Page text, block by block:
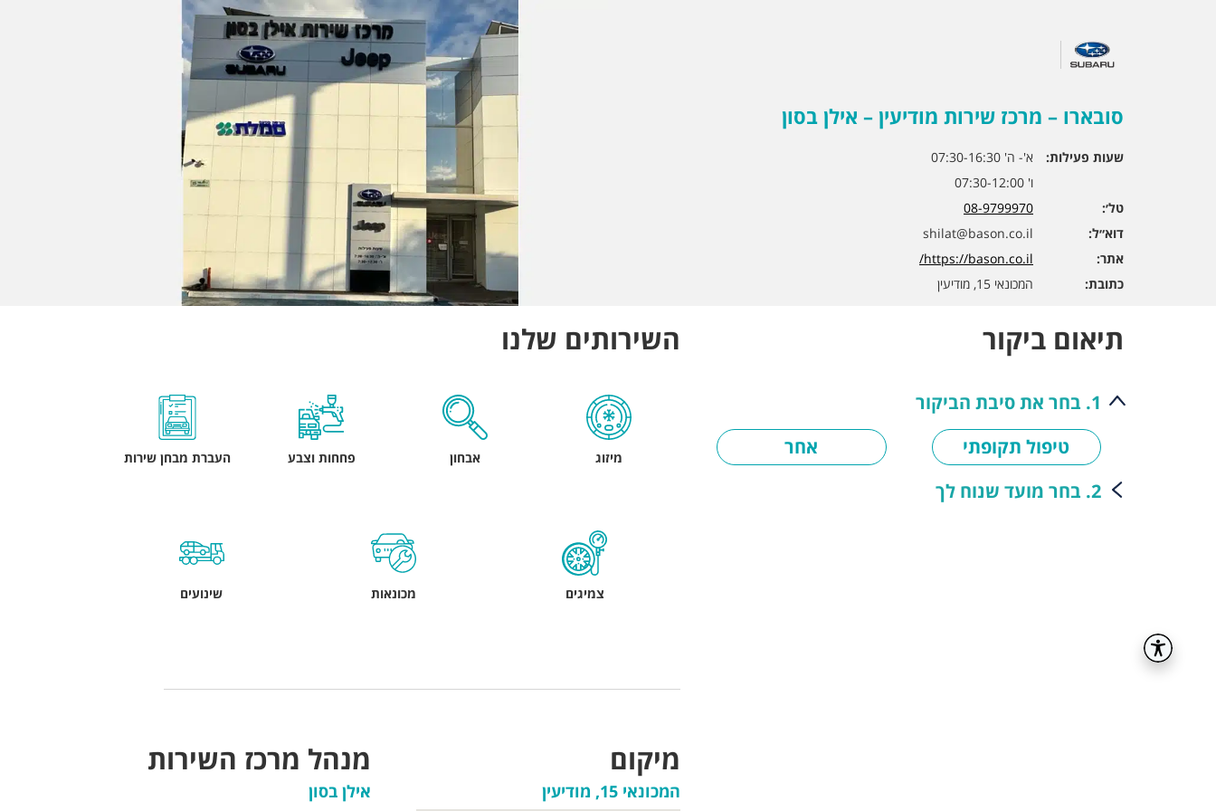
סובארו – מרכז שירות מודיעין – אילן בסון
שעות פעילות:
א'- ה' 07:30-16:30
ו' 07:30-12:00
טל׳:
08-9799970
דוא״ל:
shilat@bason.co.il
אתר:
https://bason.co.il/
כתובת:
המכונאי 15, מודיעין
תיאום ביקור
1. בחר את סיבת הביקור
טיפול תקופתי
אחר
2. בחר מועד שנוח לך
השירותים שלנו
מיזוג אבחון פחחות וצבע העברת מבחן שירות
צמיגים מכונאות שינועים
מיקום
המכונאי 15, מודיעין
מנהל מרכז השירות
אילן בסון